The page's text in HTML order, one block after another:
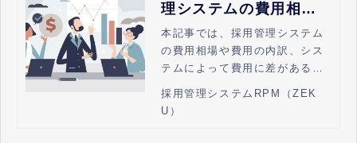
理システムの費用相場
と料金を抑えるコツや
選び方
本記事では、採用管理システム
の費用相場や費用の内訳、シス
テムによって費用に差がある理
由などを解説します。採用管理
システムの費用をなるべく安く
抑えるコツも紹介しますので、
採用管理システムRPM（ZEK
U）